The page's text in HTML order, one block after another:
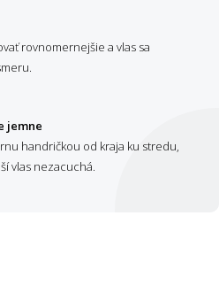
rovnomernejšie a vlas sa
jemne
handričkou od kraja ku stredu,
vlas nezacuchá.